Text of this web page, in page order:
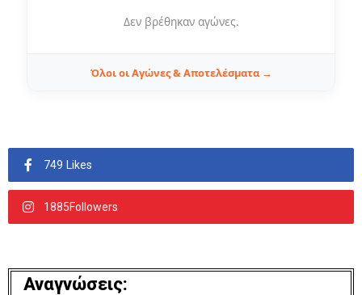
Δεν βρέθηκαν αγώνες.
Όλοι οι Αγώνες & Αποτελέσματα →
749 Likes
1885Followers
Αναγνώσεις: